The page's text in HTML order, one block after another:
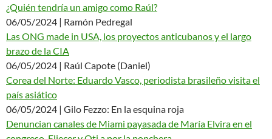
¿Quién tendría un amigo como Raúl?
06/05/2024 | Ramón Pedregal
Las ONG made in USA, los proyectos anticubanos y el largo
brazo de la CIA
06/05/2024 | Raúl Capote (Daniel)
Corea del Norte: Eduardo Vasco, periodista brasileño visita el
país asiático
06/05/2024 | Gilo Fezzo: En la esquina roja
Denuncian canales de Miami payasada de María Elvira en el